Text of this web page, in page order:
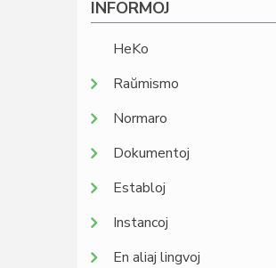
INFORMOJ
HeKo
Raŭmismo
Normaro
Dokumentoj
Establoj
Instancoj
En aliaj lingvoj